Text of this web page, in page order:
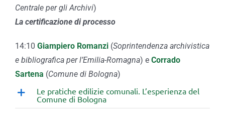
Centrale per gli Archivi)
La certificazione di processo
14:10 Giampiero Romanzi(Soprintendenza archivistica
e bibliografica per l’Emilia-Romagna) e Corrado
Sartena (Comune di Bologna)
Le pratiche edilizie comunali. L’esperienza del
Comune di Bologna